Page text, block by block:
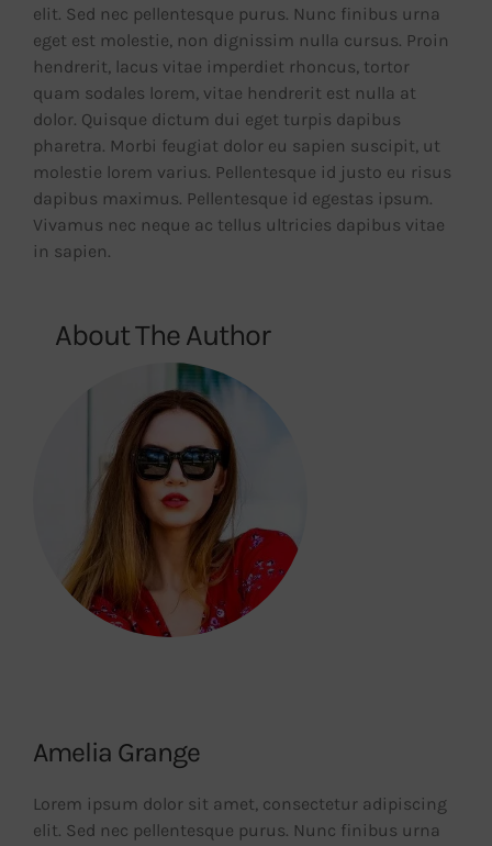
elit. Sed nec pellentesque purus. Nunc finibus urna
eget est molestie, non dignissim nulla cursus. Proin
hendrerit, lacus vitae imperdiet rhoncus, tortor
quam sodales lorem, vitae hendrerit est nulla at
dolor. Quisque dictum dui eget turpis dapibus
pharetra. Morbi feugiat dolor eu sapien suscipit, ut
molestie lorem varius. Pellentesque id justo eu risus
dapibus maximus. Pellentesque id egestas ipsum.
Vivamus nec neque ac tellus ultricies dapibus vitae
in sapien.
About The Author
Amelia Grange
Lorem ipsum dolor sit amet, consectetur adipiscing
elit. Sed nec pellentesque purus. Nunc finibus urna